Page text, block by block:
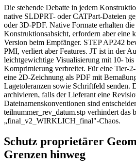
Die stehende Debatte in jedem
native SLDPRT- oder CATPart-Dateien
oder 3D-PDF. Native Formate erhalten die
Konstruktionsabsicht, erfordern aber eine
Version beim Empfänger. STEP AP242
PMI, verliert aber Features. JT ist in der
leichtgewichtige Visualisierung mit 10- bis
Komprimierung verbreitet. Für eine Tier-
eine 2D-Zeichnung als PDF mit
Lagetoleranzen sowie Schriftfeld senden.
archivieren, falls der Lieferant eine
Dateinamenskonventionen sind
teilnummer_rev_datum.stp verhindert das
„final_v2_WIRKLICH_final"-Chaos.
Schutz proprietärer
Grenzen hinweg